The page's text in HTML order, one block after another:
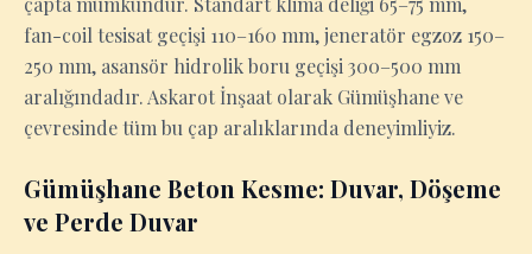
fan-coil tesisat geçişi 110–160 mm, jeneratör egzoz 150–
250 mm, asansör hidrolik boru geçişi 300–500 mm
aralığındadır. Askarot İnşaat olarak Gümüşhane ve
çevresinde tüm bu çap aralıklarında deneyimliyiz.
Gümüşhane Beton Kesme: Duvar, Döşeme
ve Perde Duvar